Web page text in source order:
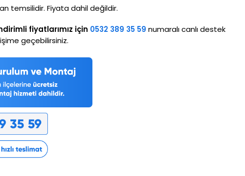
temsilidir. Fiyata dahil değildir.
fiyatlarımız için 0532 389 35 59 numaralı canlı destek
geçebilirsiniz.